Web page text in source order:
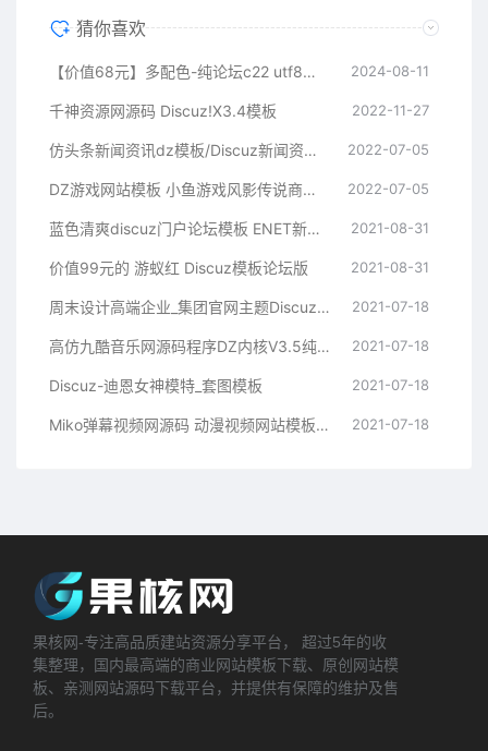
猜你喜欢
【价值68元】多配色-纯论坛c22 utf8电脑版 破解版(color_free22) 2024-08-11
千神资源网源码 Discuz!X3.4模板 2022-11-27
仿头条新闻资讯dz模板/Discuz新闻资讯商业版GBK模板 2022-07-05
DZ游戏网站模板 小鱼游戏风影传说商业GBK+UTF8版模板 2022-07-05
蓝色清爽discuz门户论坛模板 ENET新锐版 2021-08-31
价值99元的 游蚁红 Discuz模板论坛版 2021-08-31
周末设计高端企业_集团官网主题Discuz模板 2021-07-18
高仿九酷音乐网源码程序DZ内核V3.5纯净安装版 UTF8+GBK 2021-07-18
Discuz-迪恩女神模特_套图模板 2021-07-18
Miko弹幕视频网源码 动漫视频网站模板 Discuz后台 2021-07-18
果核网-专注高品质建站资源分享平台， 超过5年的收
集整理，国内最高端的商业网站模板下载、原创网站模
板、亲测网站源码下载平台，并提供有保障的维护及售
后。